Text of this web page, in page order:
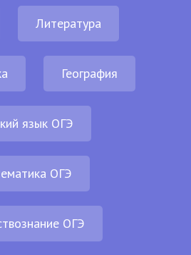
Литература
География
язык ОГЭ
ОГЭ
ОГЭ